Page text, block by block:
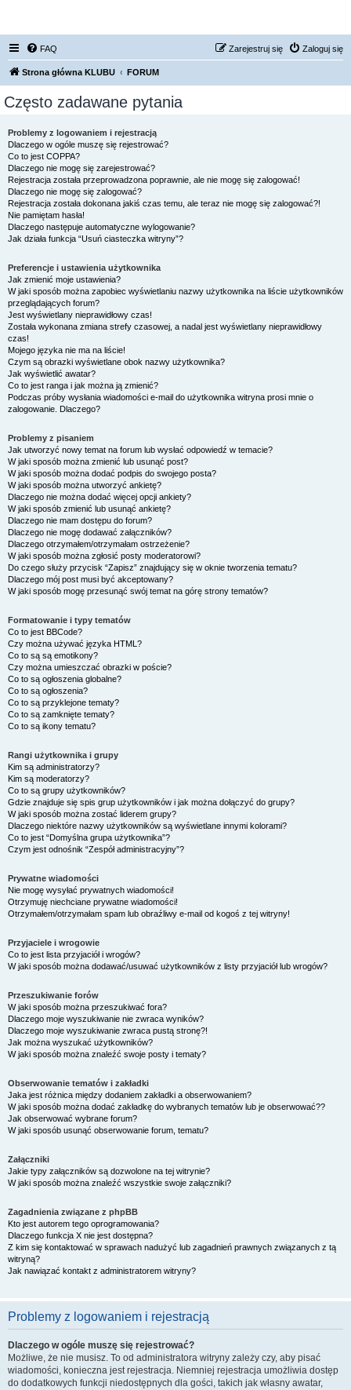
FAQ Zaloguj się
Zarejestruj się
Strona główna KLUBU FORUM
Często zadawane pytania
Problemy z logowaniem i rejestracją
Dlaczego w ogóle muszę się rejestrować?
Co to jest COPPA?
Dlaczego nie mogę się zarejestrować?
Rejestracja została przeprowadzona poprawnie, ale nie mogę się zalogować!
Dlaczego nie mogę się zalogować?
Rejestracja została dokonana jakiś czas temu, ale teraz nie mogę się zalogować?!
Nie pamiętam hasła!
Dlaczego następuje automatyczne wylogowanie?
Jak działa funkcja “Usuń ciasteczka witryny”?
Preferencje i ustawienia użytkownika
Jak zmienić moje ustawienia?
W jaki sposób można zapobiec wyświetlaniu nazwy użytkownika na liście użytkowników
przeglądających forum?
Jest wyświetlany nieprawidłowy czas!
Została wykonana zmiana strefy czasowej, a nadal jest wyświetlany nieprawidłowy
czas!
Mojego języka nie ma na liście!
Czym są obrazki wyświetlane obok nazwy użytkownika?
Jak wyświetlić awatar?
Co to jest ranga i jak można ją zmienić?
Podczas próby wysłania wiadomości e-mail do użytkownika witryna prosi mnie o
zalogowanie. Dlaczego?
Problemy z pisaniem
Jak utworzyć nowy temat na forum lub wysłać odpowiedź w temacie?
W jaki sposób można zmienić lub usunąć post?
W jaki sposób można dodać podpis do swojego posta?
W jaki sposób można utworzyć ankietę?
Dlaczego nie można dodać więcej opcji ankiety?
W jaki sposób zmienić lub usunąć ankietę?
Dlaczego nie mam dostępu do forum?
Dlaczego nie mogę dodawać załączników?
Dlaczego otrzymałem/otrzymałam ostrzeżenie?
W jaki sposób można zgłosić posty moderatorowi?
Do czego służy przycisk “Zapisz” znajdujący się w oknie tworzenia tematu?
Dlaczego mój post musi być akceptowany?
W jaki sposób mogę przesunąć swój temat na górę strony tematów?
Formatowanie i typy tematów
Co to jest BBCode?
Czy można używać języka HTML?
Co to są są emotikony?
Czy można umieszczać obrazki w poście?
Co to są ogłoszenia globalne?
Co to są ogłoszenia?
Co to są przyklejone tematy?
Co to są zamknięte tematy?
Co to są ikony tematu?
Rangi użytkownika i grupy
Kim są administratorzy?
Kim są moderatorzy?
Co to są grupy użytkowników?
Gdzie znajduje się spis grup użytkowników i jak można dołączyć do grupy?
W jaki sposób można zostać liderem grupy?
Dlaczego niektóre nazwy użytkowników są wyświetlane innymi kolorami?
Co to jest “Domyślna grupa użytkownika”?
Czym jest odnośnik “Zespół administracyjny”?
Prywatne wiadomości
Nie mogę wysyłać prywatnych wiadomości!
Otrzymuję niechciane prywatne wiadomości!
Otrzymałem/otrzymałam spam lub obraźliwy e-mail od kogoś z tej witryny!
Przyjaciele i wrogowie
Co to jest lista przyjaciół i wrogów?
W jaki sposób można dodawać/usuwać użytkowników z listy przyjaciół lub wrogów?
Przeszukiwanie forów
W jaki sposób można przeszukiwać fora?
Dlaczego moje wyszukiwanie nie zwraca wyników?
Dlaczego moje wyszukiwanie zwraca pustą stronę?!
Jak można wyszukać użytkowników?
W jaki sposób można znaleźć swoje posty i tematy?
Obserwowanie tematów i zakładki
Jaka jest różnica między dodaniem zakładki a obserwowaniem?
W jaki sposób można dodać zakładkę do wybranych tematów lub je obserwować??
Jak obserwować wybrane forum?
W jaki sposób usunąć obserwowanie forum, tematu?
Załączniki
Jakie typy załączników są dozwolone na tej witrynie?
W jaki sposób można znaleźć wszystkie swoje załączniki?
Zagadnienia związane z phpBB
Kto jest autorem tego oprogramowania?
Dlaczego funkcja X nie jest dostępna?
Z kim się kontaktować w sprawach nadużyć lub zagadnień prawnych związanych z tą
witryną?
Jak nawiązać kontakt z administratorem witryny?
Problemy z logowaniem i rejestracją
Dlaczego w ogóle muszę się rejestrować?
Możliwe, że nie musisz. To od administratora witryny zależy czy, aby pisać
wiadomości, konieczna jest rejestracja. Niemniej rejestracja umożliwia dostęp
do dodatkowych funkcji niedostępnych dla gości, takich jak własny awatar,